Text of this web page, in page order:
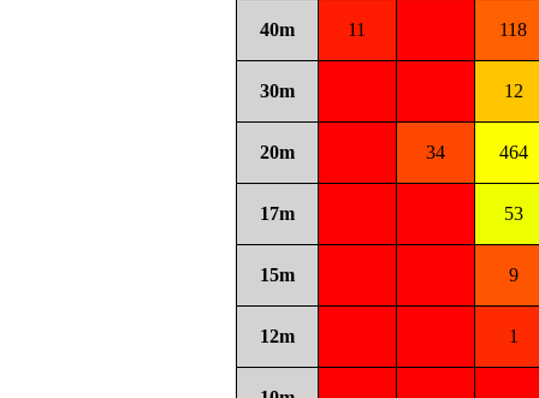
40m 11 118
30m 12
20m 34 464
17m 53
15m 9
12m 1